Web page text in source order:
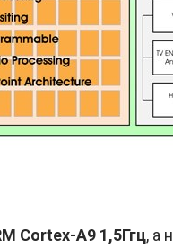
Cortex-A9 1,5Ггц, а